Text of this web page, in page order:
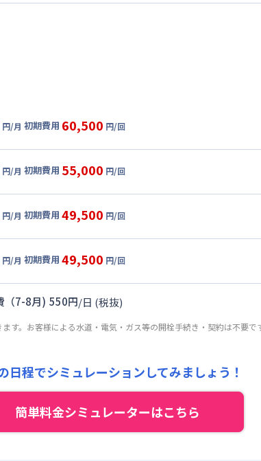
円/月 初期費用 60,500 円/回
(3,800円/日)
/月 (900円/日) (税抜)
/回 (税抜)
回 (税抜)
円/月 初期費用 55,000 円/回
(3,800円/日)
/月 (900円/日) (税抜)
/回 (税抜)
回 (税抜)
円/月 初期費用 49,500 円/回
(3,800円/日)
/月 (900円/日) (税抜)
回 (税抜)
円/回 (税抜)
円/月 初期費用 49,500 円/回
用)
/月 (900円/日) (税抜)
/回 (税抜)
サービス : 5,000円/回 (税抜)
円/回 (税抜)
（7-8月) 550円/日 (税抜)
す。お客様による水道・電気・ガス等の開栓手続き・契約は不要で
日程でシミュレーションしてみましょう！
簡単料金シミュレーターはこちら